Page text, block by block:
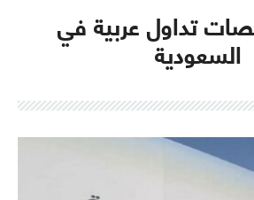
تداول عربية في
السعودية